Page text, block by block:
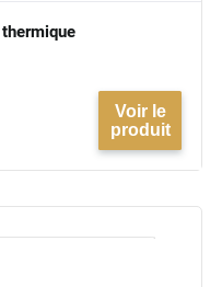
Voir le
produit